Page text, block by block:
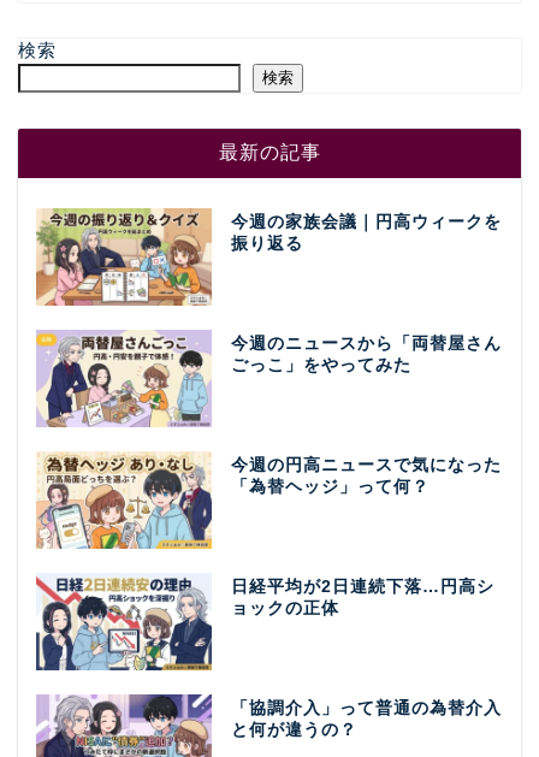
検索
検索
最新の記事
今週の家族会議｜円高ウィークを
振り返る
今週のニュースから「両替屋さん
ごっこ」をやってみた
今週の円高ニュースで気になった
「為替ヘッジ」って何？
日経平均が2日連続下落…円高シ
ョックの正体
「協調介入」って普通の為替介入
と何が違うの？